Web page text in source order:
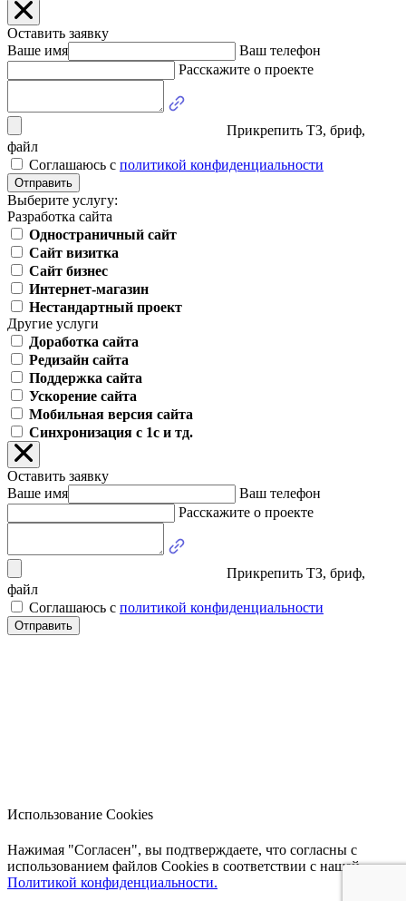
Оставить заявку
Ваше имя
Ваш телефон
Расскажите о проекте
Прикрепить ТЗ, бриф,
файл
Соглашаюсь с политикой конфиденциальности
Отправить
Выберите услугу:
Разработка сайта
Одностраничный сайт
Сайт визитка
Сайт бизнес
Интернет-магазин
Нестандартный проект
Другие услуги
Доработка сайта
Редизайн сайта
Поддержка сайта
Ускорение сайта
Мобильная версия сайта
Синхронизация с 1с и тд.
Оставить заявку
Ваше имя
Ваш телефон
Расскажите о проекте
Прикрепить ТЗ, бриф,
файл
Соглашаюсь с политикой конфиденциальности
Отправить
Использование Cookies
Нажимая "Согласен", вы подтверждаете, что согласны с
использованием файлов Cookies в соответствии с нашей
Политикой конфиденциальности.